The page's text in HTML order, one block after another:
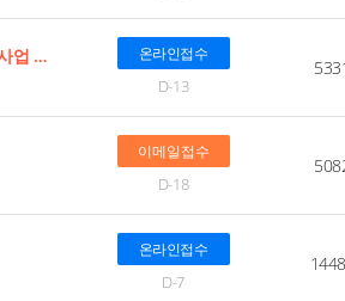
[대전] 2026년 2차 K-방산 생태계 활성화 및 강소기업 맞춤형 패키지 지원사업 IAMSEC 2026 (국제 육군 M&S학술 컨퍼런스) 전시참가 지원기업 추가모집 공고 온라인접수
D-13
이메일접수
D-18
온라인접수
D-7